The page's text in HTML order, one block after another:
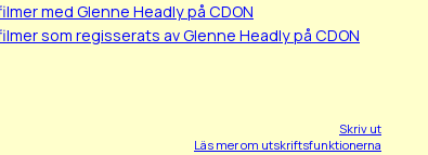
med Glenne Headly på CDON
som regisserats av Glenne Headly på CDON
Skriv ut
Läs mer om utskriftsfunktionerna